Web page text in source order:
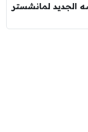
الجديد لمانشستر